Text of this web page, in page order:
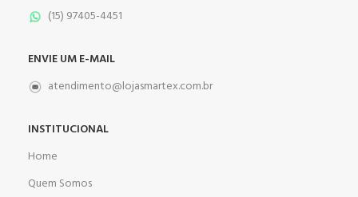
(15) 97405-4451
ENVIE UM E-MAIL
atendimento@lojasmartex.com.br
INSTITUCIONAL
Home
Quem Somos